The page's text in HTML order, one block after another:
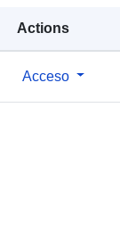
Actions
Acceso
42ea-
http://
44d3-